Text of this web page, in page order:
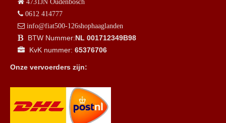
4731JN Oudenbosch
0612 414777
info@fiat500-126shophaaglanden
BTW Nummer:NL 001712349B98
KvK nummer: 65376706
Onze vervoerders zijn: